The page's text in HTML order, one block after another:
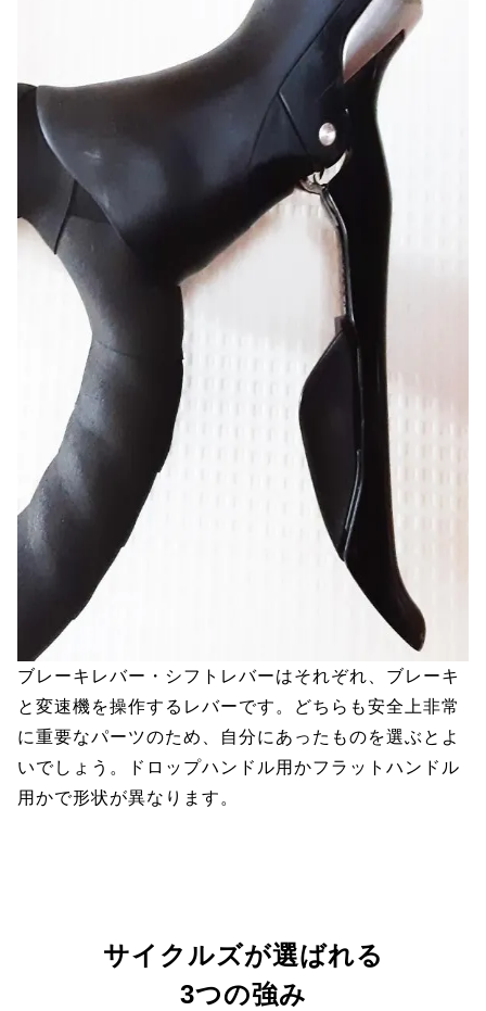
ブレーキレバー・シフトレバーはそれぞれ、ブレーキ
と変速機を操作するレバーです。どちらも安全上非常
に重要なパーツのため、自分にあったものを選ぶとよ
いでしょう。ドロップハンドル用かフラットハンドル
用かで形状が異なります。
サイクルズが選ばれる
3つの強み